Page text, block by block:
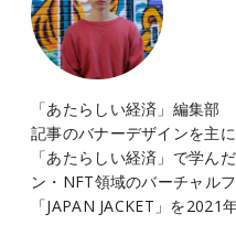
「あたらしい経済」編集部
記事のバナーデザインを主
「あたらしい経済」で学ん
ン・NFT領域のバーチャル
「JAPAN JACKET」を2021